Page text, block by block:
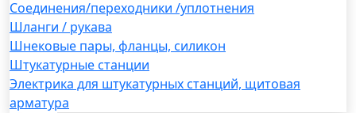
Соединения/переходники /уплотнения
Шланги / рукава
Шнековые пары, фланцы, силикон
Штукатурные станции
Электрика для штукатурных станций, щитовая
арматура